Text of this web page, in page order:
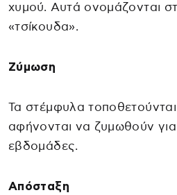
χυμού. Αυτά ονομάζονται
«τσίκουδα».
Ζύμωση
Τα στέμφυλα τοποθετούνται
αφήνονται να ζυμωθούν
εβδομάδες.
Απόσταξη